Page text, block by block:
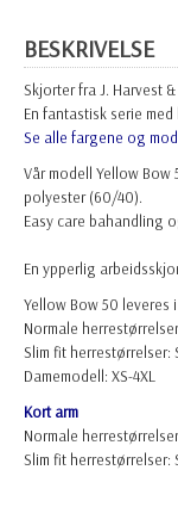
BESKRIVELSE
Skjorter fra J. Harvest
En fantastisk serie
Se alle fargene og
Vår modell Yellow
polyester (60/40).
Easy care bahandling
En ypperlig
Yellow Bow 50
Normale
Slim fit herrestørrelser:
Damemodell: XS-4XL
Kort arm
Normale
Slim fit herrestørrelser: